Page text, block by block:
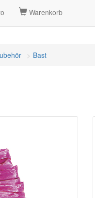
Warenkorb
Bast